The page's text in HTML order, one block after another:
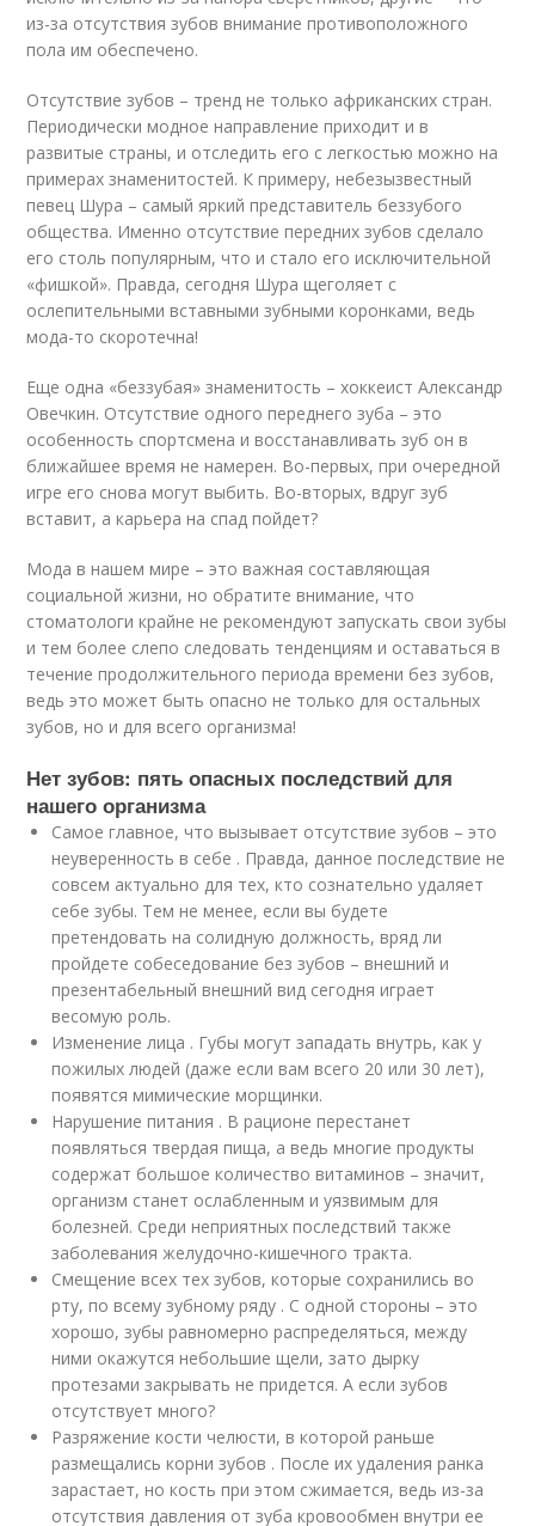
из-за отсутствия зубов внимание противоположного
пола им обеспечено.
Отсутствие зубов – тренд не только африканских стран.
Периодически модное направление приходит и в
развитые страны, и отследить его с легкостью можно на
примерах знаменитостей. К примеру, небезызвестный
певец Шура – самый яркий представитель беззубого
общества. Именно отсутствие передних зубов сделало
его столь популярным, что и стало его исключительной
«фишкой». Правда, сегодня Шура щеголяет с
ослепительными вставными зубными коронками, ведь
мода-то скоротечна!
Еще одна «беззубая» знаменитость – хоккеист Александр
Овечкин. Отсутствие одного переднего зуба – это
особенность спортсмена и восстанавливать зуб он в
ближайшее время не намерен. Во-первых, при очередной
игре его снова могут выбить. Во-вторых, вдруг зуб
вставит, а карьера на спад пойдет?
Мода в нашем мире – это важная составляющая
социальной жизни, но обратите внимание, что
стоматологи крайне не рекомендуют запускать свои зубы
и тем более слепо следовать тенденциям и оставаться в
течение продолжительного периода времени без зубов,
ведь это может быть опасно не только для остальных
зубов, но и для всего организма!
Нет зубов: пять опасных последствий для
нашего организма
Самое главное, что вызывает отсутствие зубов – это
неуверенность в себе . Правда, данное последствие не
совсем актуально для тех, кто сознательно удаляет
себе зубы. Тем не менее, если вы будете
претендовать на солидную должность, вряд ли
пройдете собеседование без зубов – внешний и
презентабельный внешний вид сегодня играет
весомую роль.
Изменение лица . Губы могут западать внутрь, как у
пожилых людей (даже если вам всего 20 или 30 лет),
появятся мимические морщинки.
Нарушение питания . В рационе перестанет
появляться твердая пища, а ведь многие продукты
содержат большое количество витаминов – значит,
организм станет ослабленным и уязвимым для
болезней. Среди неприятных последствий также
заболевания желудочно-кишечного тракта.
Смещение всех тех зубов, которые сохранились во
рту, по всему зубному ряду . С одной стороны – это
хорошо, зубы равномерно распределяться, между
ними окажутся небольшие щели, зато дырку
протезами закрывать не придется. А если зубов
отсутствует много?
Разряжение кости челюсти, в которой раньше
размещались корни зубов . После их удаления ранка
зарастает, но кость при этом сжимается, ведь из-за
отсутствия давления от зуба кровообмен внутри ее